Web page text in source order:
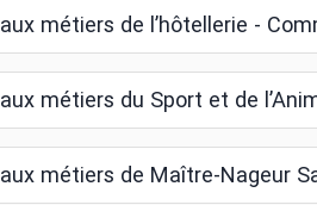
métiers de l’hôtellerie -
métiers du Sport et de
métiers de Maître-Nageur